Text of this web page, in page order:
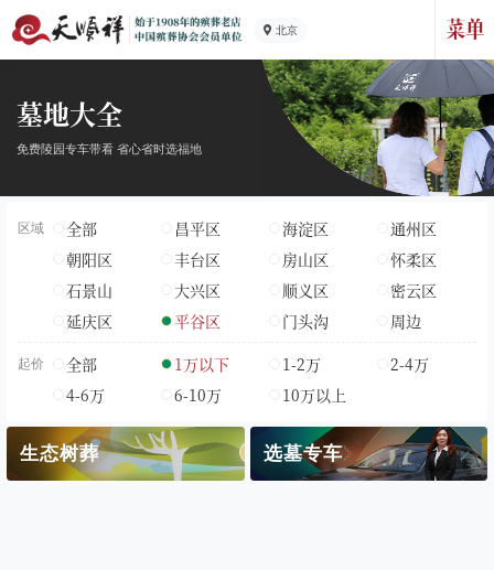
北京
墓地大全
免费陵园专车带看 省心省时选福地
区域 全部 昌平区 海淀区
通州区
朝阳区
丰台区 房山区
怀柔区
石景山
大兴区 顺义区
密云区
延庆区
平谷区 门头沟 周边
起价 全部 1万以下 1-2万
2-4万
4-6万
6-10万 10万以上
生态树葬 选墓专车